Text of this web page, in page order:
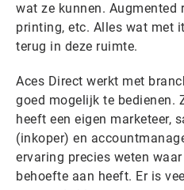
wat ze kunnen. Augmented
printing, etc. Alles wat met
terug in deze ruimte.
Aces Direct werkt met
goed mogelijk te bedienen.
heeft een eigen marketeer,
(inkoper) en
ervaring precies weten
behoefte aan heeft. Er is